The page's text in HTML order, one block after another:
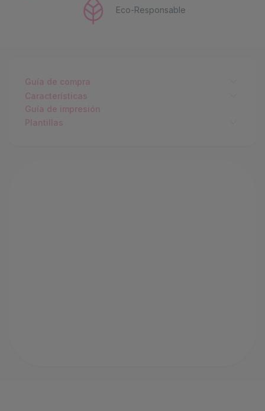
Eco-Responsable
Guía de compra
Características
Guía de impresión
Plantillas